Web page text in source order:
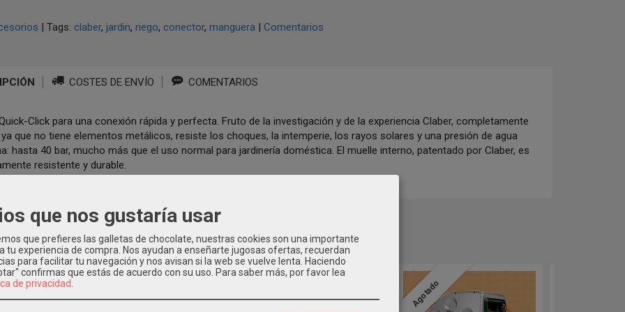
| Tags: claber jardin riego conector manguera | Comentarios
COSTES DE ENVÍO COMENTARIOS
Click para una conexión rápida y perfecta. Fruto de la investigación y de la experiencia Claber, completamente
que no tiene elementos metálicos, resiste los choques, la intemperie, los rayos solares y una presión de agua
hasta 40 bar, mucho más que el uso normal para jardinería doméstica. El muelle interno, patentado por Claber, es
resistente y durable.
Relacionados
Agotado Agotado
que nos gustaría usar
que prefieres las galletas de chocolate, nuestras cookies son una importante
tu experiencia de compra. Nos ayudan a enseñarte jugosas ofertas, recuerdan
para facilitar tu navegación y nos avisan si la web se vuelve lenta. Haciendo
confirmas que estás de acuerdo con su uso. Para saber más, por favor lea
de privacidad.